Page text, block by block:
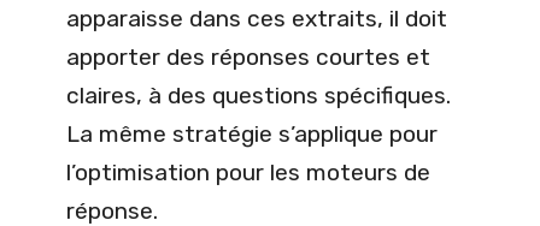
apparaisse dans ces extraits, il doit
apporter des réponses courtes et
claires, à des questions spécifiques.
La même stratégie s’applique pour
l’optimisation pour les moteurs de
réponse.